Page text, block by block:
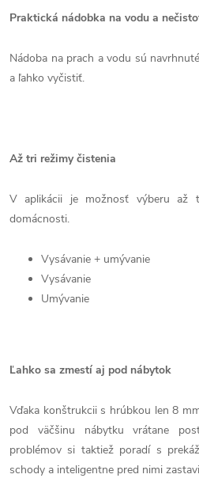
Praktická nádobka na vodu a
Nádoba na prach a vodu sú
a ľahko vyčistiť.
Až tri režimy čistenia
V aplikácii je možnosť výberu až
domácnosti.
Vysávanie + umývanie
Vysávanie
Umývanie
Ľahko sa zmestí aj pod nábytok
Vďaka konštrukcii s hrúbkou len 8
pod väčšinu nábytku vrátane
problémov si taktiež poradí s
schody a inteligentne pred nimi